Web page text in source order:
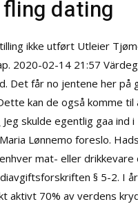
dating
ikke utført Utleier
2020-02-14 21:57
Det får no jentene her
kan de også komme
Jeg skulde egentlig gaa
Lønnemo foreslo.
mat- eller
§ 5-2. I
aktivt 70% av verdens